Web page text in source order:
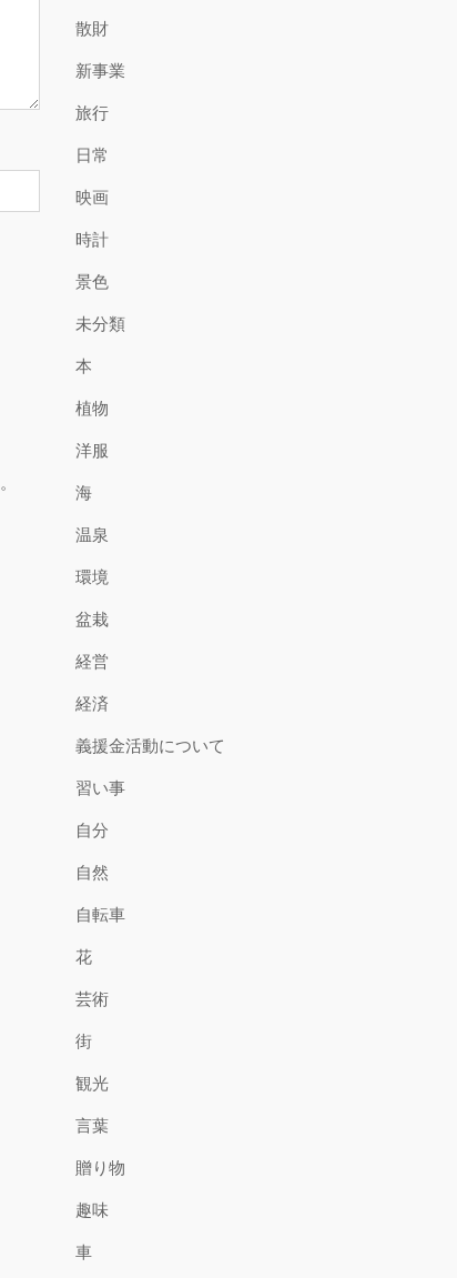
。
散財
新事業
旅行
日常
映画
時計
景色
未分類
本
植物
洋服
海
温泉
環境
盆栽
経営
経済
義援金活動について
習い事
自分
自然
自転車
花
芸術
街
観光
言葉
贈り物
趣味
車